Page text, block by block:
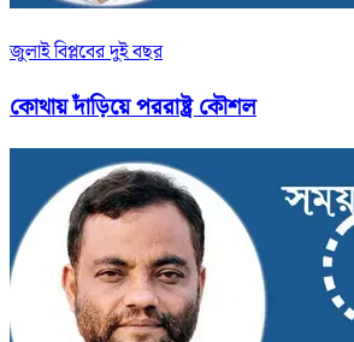
জুলাই বিপ্লবের দুই বছর
কোথায় দাঁড়িয়ে পররাষ্ট্র কৌশল